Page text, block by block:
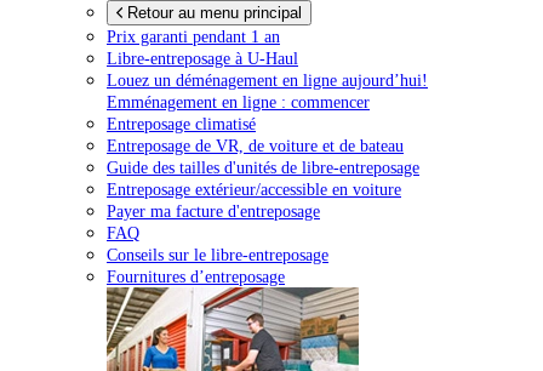
Retour au menu principal
Prix garanti pendant 1 an
Libre-entreposage à U-Haul
Louez un déménagement en ligne aujourd’hui!
Emménagement en ligne : commencer
Entreposage climatisé
Entreposage de VR, de voiture et de bateau
Guide des tailles d'unités de libre-entreposage
Entreposage extérieur/accessible en voiture
Payer ma facture d'entreposage
FAQ
Conseils sur le libre-entreposage
Fournitures d’entreposage